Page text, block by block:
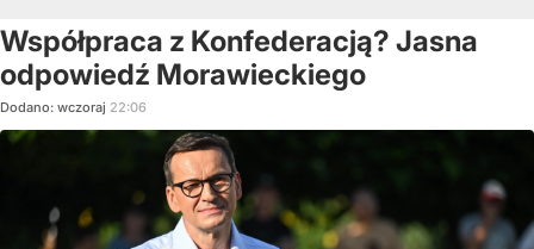
Współpraca z Konfederacją? Jasna
odpowiedź Morawieckiego
Dodano: wczoraj 22:06